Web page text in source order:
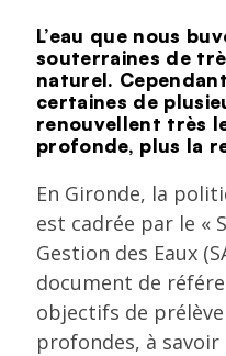
Texte
L’eau que nous
souterraines de
naturel.
certaines de
renouvellent très
profonde, plus la
En Gironde, la
est cadrée par le «
Gestion des Eaux
document de
objectifs de
profondes, à savoir